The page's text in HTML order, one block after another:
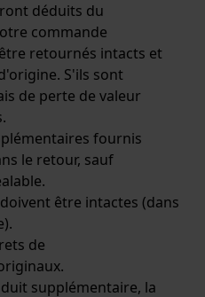
déduits du
commande
retournés intacts et
S'ils sont
de perte de valeur
fournis
le retour, sauf
être intactes (dans
de
supplémentaire, la